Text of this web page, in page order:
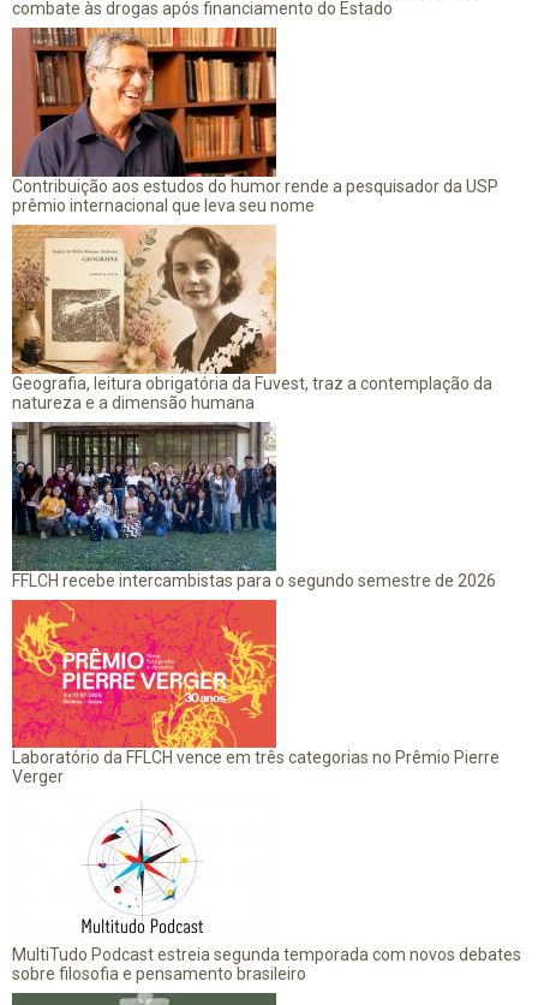
combate às drogas após financiamento do Estado
Contribuição aos estudos do humor rende a pesquisador da USP
prêmio internacional que leva seu nome
Geografia, leitura obrigatória da Fuvest, traz a contemplação da
natureza e a dimensão humana
FFLCH recebe intercambistas para o segundo semestre de 2026
Laboratório da FFLCH vence em três categorias no Prêmio Pierre
Verger
MultiTudo Podcast estreia segunda temporada com novos debates
sobre filosofia e pensamento brasileiro